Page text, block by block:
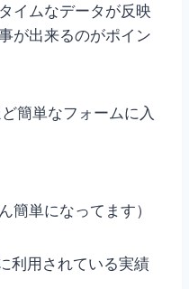
イムなデータが反映
が出来るのがポイン
簡単なフォームに入
簡単になってます）
利用されている実績